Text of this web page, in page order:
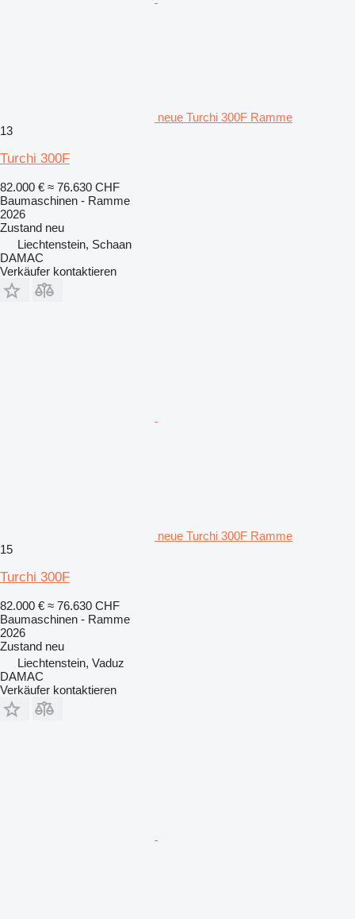
neue Turchi 300F Ramme
13
Turchi 300F
82.000 € ≈ 76.630 CHF
Baumaschinen - Ramme
2026
Zustand neu
Liechtenstein, Schaan
DAMAC
Verkäufer kontaktieren
neue Turchi 300F Ramme
15
Turchi 300F
82.000 € ≈ 76.630 CHF
Baumaschinen - Ramme
2026
Zustand neu
Liechtenstein, Vaduz
DAMAC
Verkäufer kontaktieren